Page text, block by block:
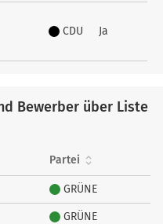
CDU Ja
Bewerber über Liste
Partei
GRÜNE
GRÜNE